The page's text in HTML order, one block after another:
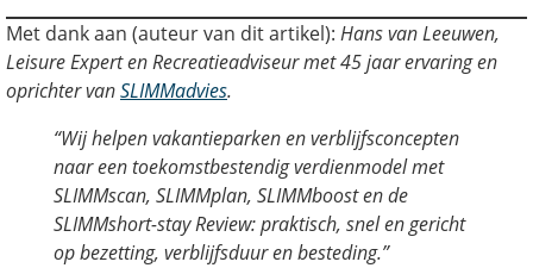
Met dank aan (auteur van dit artikel): Hans van Leeuwen,
Leisure Expert en Recreatieadviseur met 45 jaar ervaring en
oprichter vanSLIMMadvies.
“Wij helpen vakantieparken en verblijfsconcepten
naar een toekomstbestendig verdienmodel met
SLIMMscan, SLIMMplan, SLIMMboost en de
SLIMMshort-stay Review: praktisch, snel en gericht
op bezetting, verblijfsduur en besteding.”